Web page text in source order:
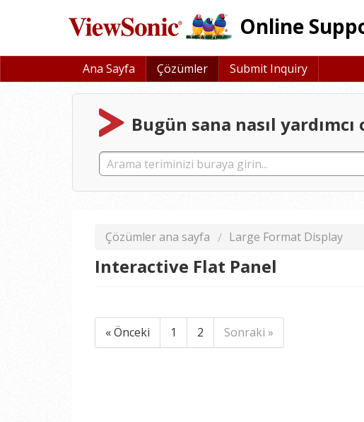
Online
Ana Sayfa Çözümler Submit Inquiry
Bugün sana nasıl
Çözümler ana sayfa Large Format Display
Interactive Flat Panel
« Önceki 1 2 Sonraki »